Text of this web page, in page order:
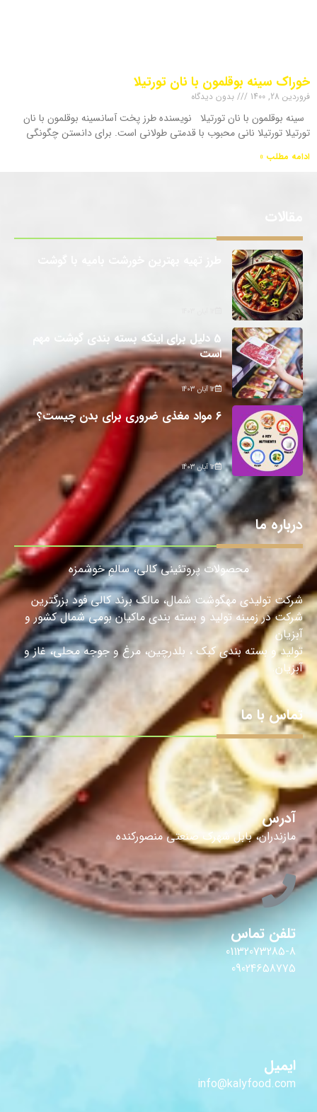
خوراک سینه بوقلمون با نان تورتیلا
فروردین 28, 1400 بدون دیدگاه
سینه بوقلمون با نان تورتیلا نویسنده طرز پخت آسانسینه بوقلمون با نان
تورتیلا تورتیلا نانی محبوب با قدمتی طولانی است. برای دانستن چگونگی
ادامه مطلب »
5 دلیل برای اینکه بسته بندی گوشت مهم
است
12 آبان 1403
6 مواد مغذی ضروری برای بدن چیست؟
12 آبان 1403
درباره ما
محصولات پروتئینی کالی، سالمِ خوشمزه
شرکت تولیدی مهگوشت شمال، مالک برند کالی فود بزرگترین
شرکت در زمینه تولید و بسته بندی ماکیان بومی شمال کشور و
آبزیان
تولید و بسته بندی کبک ، بلدرچین، مرغ و جوجه محلی، غاز و
آبزیان.
تماس با ما
آدرس
مازندران، بابل شهرک صنعتی منصورکنده
تلفن تماس
01132073285-8
09024658775
ایمیل
info@kalyfood.com